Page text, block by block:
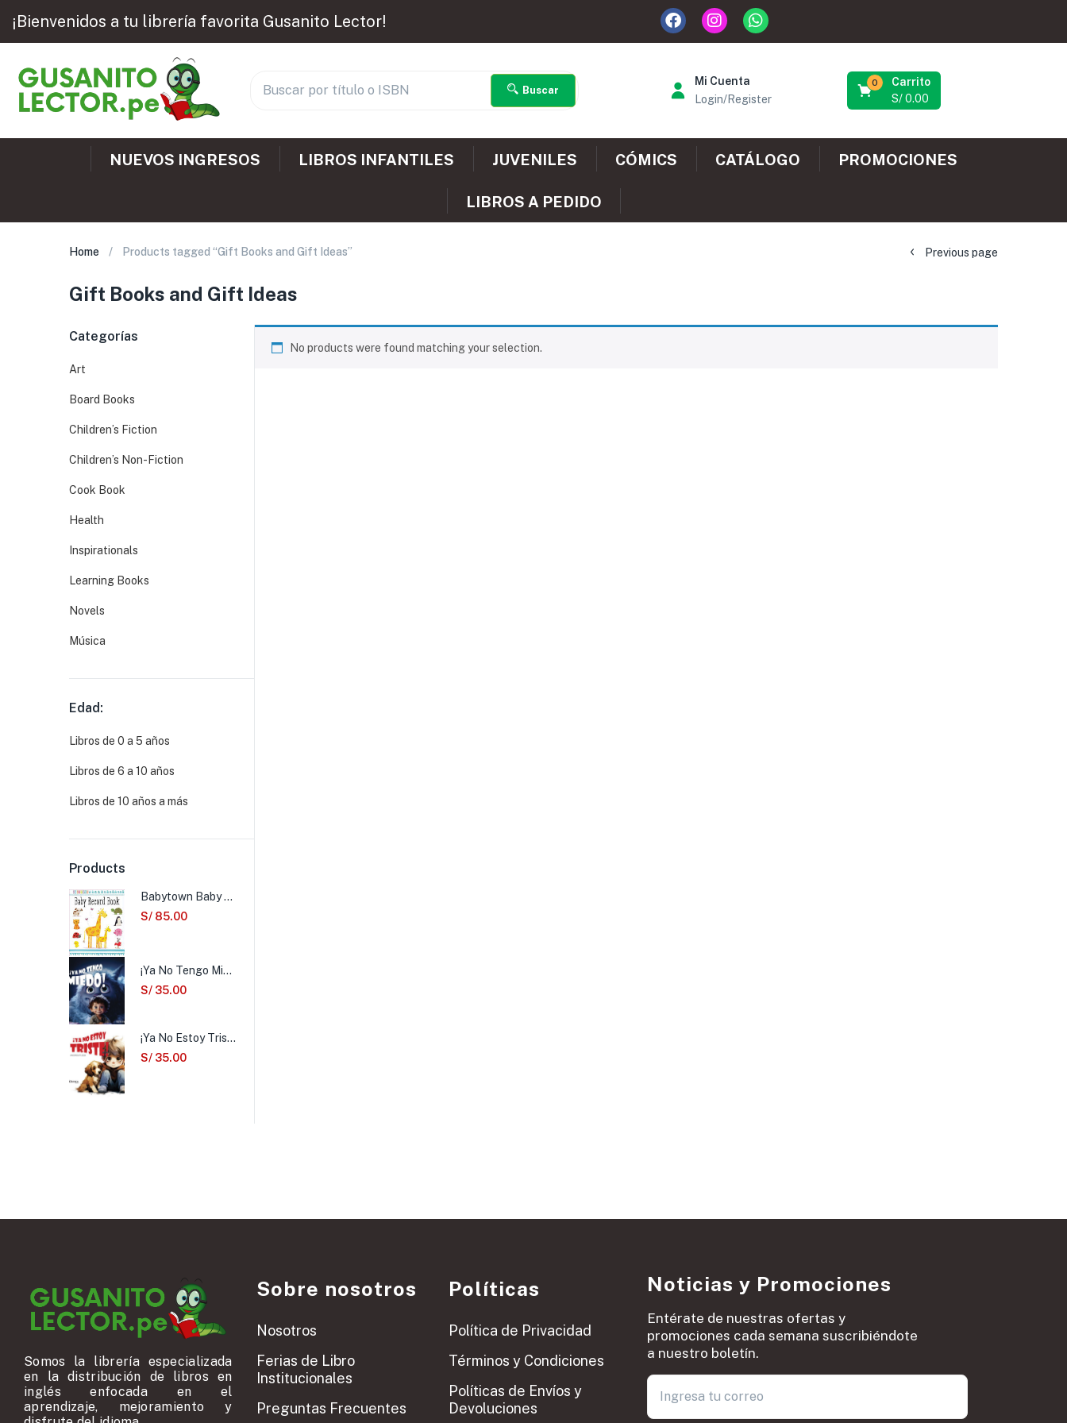
¡Bienvenidos a tu librería favorita Gusanito Lector!
Buscar
Mi Cuenta
Login/Register
Carrito
0
S/0.00
NUEVOS INGRESOS LIBROS INFANTILES JUVENILES CÓMICS CATÁLOGO PROMOCIONES
LIBROS A PEDIDO
Home Products tagged “Gift Books and Gift Ideas” Previous page
Gift Books and Gift Ideas
No products were found matching your selection.
Categorías
Art
Board Books
Children’s Fiction
Children’s Non-Fiction
Cook Book
Health
Inspirationals
Learning Books
Novels
Música
Edad:
Libros de 0 a 5 años
Libros de 6 a 10 años
Libros de 10 años a más
Products
Babytown Baby Record Book
S/ 85.00
¡Ya No Tengo Miedo!
S/ 35.00
¡Ya No Estoy Triste!
S/ 35.00
Somos la librería especializada
en la distribución de libros en
inglés enfocada en el
aprendizaje, mejoramiento y
Sobre nosotros
Nosotros
Ferias de Libro
Institucionales
Preguntas Frecuentes
Políticas
Política de Privacidad
Términos y Condiciones
Políticas de Envíos y
Devoluciones
Noticias y Promociones
Entérate de nuestras ofertas y
promociones cada semana suscribiéndote
a nuestro boletín.